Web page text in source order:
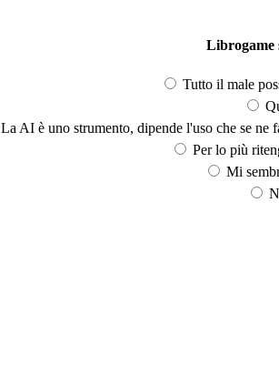
Librogame
Tutto il male
La AI è uno strumento, dipende l'uso che se ne
Per lo più
Mi